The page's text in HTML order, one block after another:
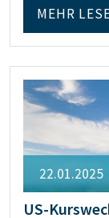
MEHR
22.01.2025
US-